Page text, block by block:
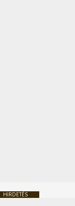
HIRDETÉS